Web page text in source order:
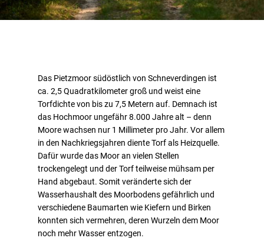
Das Pietzmoor südöstlich von Schneverdingen ist
ca. 2,5 Quadratkilometer groß und weist eine
Torfdichte von bis zu 7,5 Metern auf. Demnach ist
das Hochmoor ungefähr 8.000 Jahre alt – denn
Moore wachsen nur 1 Millimeter pro Jahr. Vor allem
in den Nachkriegsjahren diente Torf als Heizquelle.
Dafür wurde das Moor an vielen Stellen
trockengelegt und der Torf teilweise mühsam per
Hand abgebaut. Somit veränderte sich der
Wasserhaushalt des Moorbodens gefährlich und
verschiedene Baumarten wie Kiefern und Birken
konnten sich vermehren, deren Wurzeln dem Moor
noch mehr Wasser entzogen.